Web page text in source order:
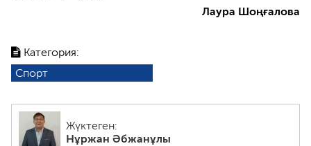
Категория:
Спорт
Жүктеген:
Нұржан Әбжанұлы
Лаура Шоңғалова